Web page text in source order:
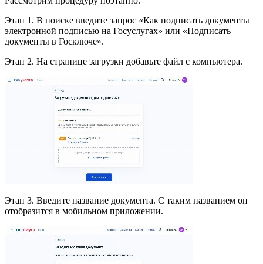
Этап 1. В поиске введите запрос «Как подписать документы
электронной подписью на Госуслугах» или «Подписать
документы в Госключе».
Этап 2. На странице загрузки добавьте файл с компьютера.
Этап 3. Введите название документа. С таким названием он
отобразится в мобильном приложении.